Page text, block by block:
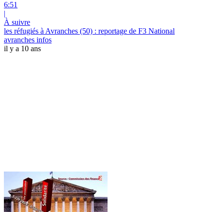
6:51
|
À suivre
les réfugiés à Avranches (50) : reportage de F3 National
avranches infos
il y a 10 ans